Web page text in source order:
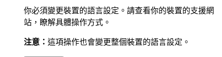
你必須變更裝置的語言設定。請查看你的裝置的支援網
站，瞭解具體操作方式。
注意： 這項操作也會變更整個裝置的語言設定。